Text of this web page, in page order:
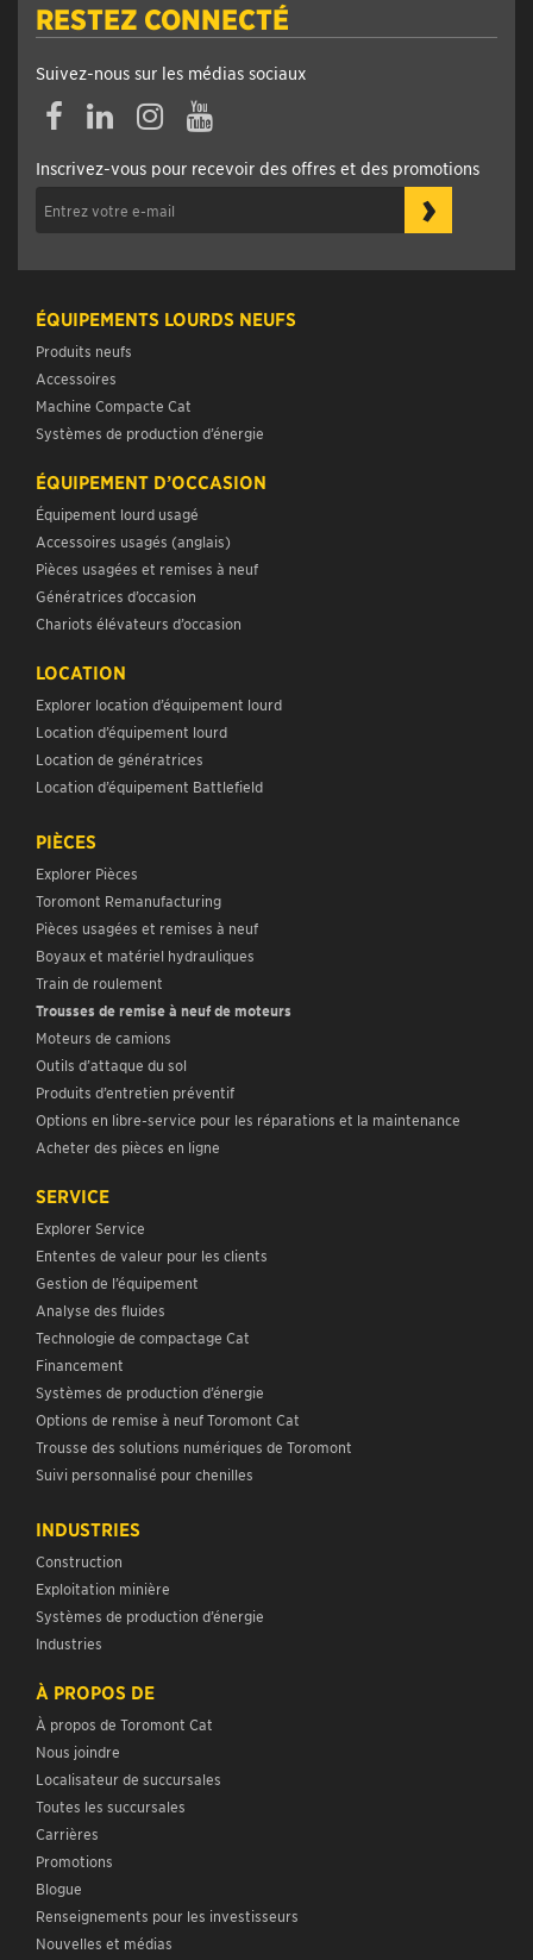
RESTEZ CONNECTÉ
Suivez-nous sur les médias sociaux
FacebookLinkedinInstagramYouTube
Inscrivez-vous pour recevoir des offres et des promotions
›
ÉQUIPEMENTS LOURDS NEUFS
Produits neufs
Accessoires
Machine Compacte Cat
Systèmes de production d’énergie
ÉQUIPEMENT D’OCCASION
Équipement lourd usagé
Accessoires usagés (anglais)
Pièces usagées et remises à neuf
Génératrices d’occasion
Chariots élévateurs d’occasion
LOCATION
Explorer location d’équipement lourd
Location d’équipement lourd
Location de génératrices
Location d’équipement Battlefield
PIÈCES
Explorer Pièces
Toromont Remanufacturing
Pièces usagées et remises à neuf
Boyaux et matériel hydrauliques
Train de roulement
Trousses de remise à neuf de moteurs
Moteurs de camions
Outils d’attaque du sol
Produits d’entretien préventif
Options en libre-service pour les réparations et la maintenance
Acheter des pièces en ligne
SERVICE
Explorer Service
Ententes de valeur pour les clients
Gestion de l’équipement
Analyse des fluides
Technologie de compactage Cat
Financement
Systèmes de production d’énergie
Options de remise à neuf Toromont Cat
Trousse des solutions numériques de Toromont
Suivi personnalisé pour chenilles
INDUSTRIES
Construction
Exploitation minière
Systèmes de production d’énergie
Industries
À PROPOS DE
À propos de Toromont Cat
Nous joindre
Localisateur de succursales
Toutes les succursales
Carrières
Promotions
Blogue
Renseignements pour les investisseurs
Nouvelles et médias